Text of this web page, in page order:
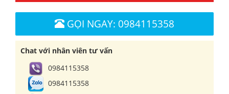
GỌI NGAY: 0984115358
Chat với nhân viên tư vấn
0984115358
0984115358